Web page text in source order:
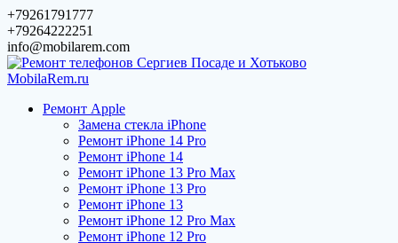
Перейти
к
содержимому
+79261791777
+79264222251
info@mobilarem.com
Ремонт Apple
Замена стекла iPhone
Ремонт iPhone 14 Pro
Ремонт iPhone 14
Ремонт iPhone 13 Pro Max
Ремонт iPhone 13 Pro
Ремонт iPhone 13
Ремонт iPhone 12 Pro Max
Ремонт iPhone 12 Pro